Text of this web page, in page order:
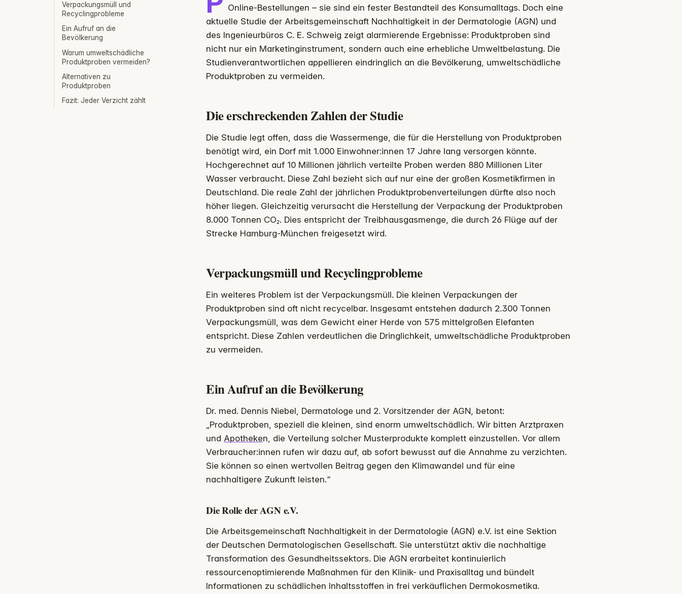
Verpackungsmüll und
Recyclingprobleme
Ein Aufruf an die
Bevölkerung
Warum umweltschädliche
Produktproben vermeiden?
Alternativen zu
Produktproben
Fazit: Jeder Verzicht zählt
Online-Bestellungen – sie sind ein fester Bestandteil des Konsumalltags. Doch eine
aktuelle Studie der Arbeitsgemeinschaft Nachhaltigkeit in der Dermatologie (AGN) und
des Ingenieurbüros C. E. Schweig zeigt alarmierende Ergebnisse: Produktproben sind
nicht nur ein Marketinginstrument, sondern auch eine erhebliche Umweltbelastung. Die
Studienverantwortlichen appellieren eindringlich an die Bevölkerung, umweltschädliche
Produktproben zu vermeiden.
Die erschreckenden Zahlen der Studie
Die Studie legt offen, dass die Wassermenge, die für die Herstellung von Produktproben
benötigt wird, ein Dorf mit 1.000 Einwohner:innen 17 Jahre lang versorgen könnte.
Hochgerechnet auf 10 Millionen jährlich verteilte Proben werden 880 Millionen Liter
Wasser verbraucht. Diese Zahl bezieht sich auf nur eine der großen Kosmetikfirmen in
Deutschland. Die reale Zahl der jährlichen Produktprobenverteilungen dürfte also noch
höher liegen. Gleichzeitig verursacht die Herstellung der Verpackung der Produktproben
8.000 Tonnen CO₂. Dies entspricht der Treibhausgasmenge, die durch 26 Flüge auf der
Strecke Hamburg-München freigesetzt wird.
Verpackungsmüll und Recyclingprobleme
Ein weiteres Problem ist der Verpackungsmüll. Die kleinen Verpackungen der
Produktproben sind oft nicht recycelbar. Insgesamt entstehen dadurch 2.300 Tonnen
Verpackungsmüll, was dem Gewicht einer Herde von 575 mittelgroßen Elefanten
entspricht. Diese Zahlen verdeutlichen die Dringlichkeit, umweltschädliche Produktproben
zu vermeiden.
Ein Aufruf an die Bevölkerung
Dr. med. Dennis Niebel, Dermatologe und 2. Vorsitzender der AGN, betont:
„Produktproben, speziell die kleinen, sind enorm umweltschädlich. Wir bitten Arztpraxen
und Apotheken, die Verteilung solcher Musterprodukte komplett einzustellen. Vor allem
Verbraucher:innen rufen wir dazu auf, ab sofort bewusst auf die Annahme zu verzichten.
Sie können so einen wertvollen Beitrag gegen den Klimawandel und für eine
nachhaltigere Zukunft leisten.“
Die Rolle der AGN e.V.
Die Arbeitsgemeinschaft Nachhaltigkeit in der Dermatologie (AGN) e.V. ist eine Sektion
der Deutschen Dermatologischen Gesellschaft. Sie unterstützt aktiv die nachhaltige
Transformation des Gesundheitssektors. Die AGN erarbeitet kontinuierlich
ressourcenoptimierende Maßnahmen für den Klinik- und Praxisalltag und bündelt
Informationen zu schädlichen Inhaltsstoffen in frei verkäuflichen Dermokosmetika.